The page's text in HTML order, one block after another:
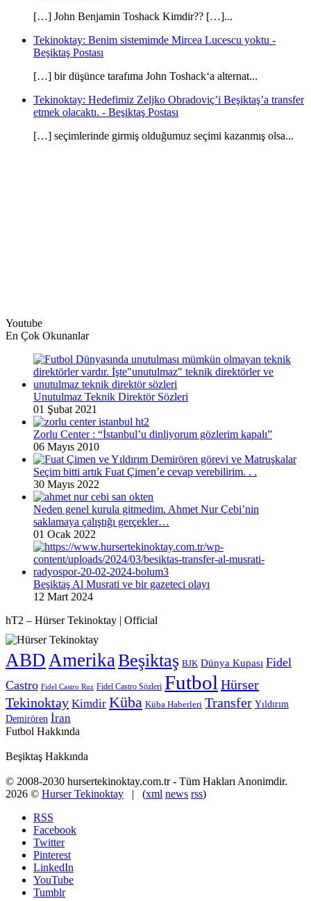
[…] John Benjamin Toshack Kimdir?? […]...
Tekinoktay: Benim sistemimde Mircea Lucescu yoktu -
Beşiktaş Postası
[…] bir düşünce tarafıma John Toshack‘a alternat...
Tekinoktay: Hedefimiz Zeljko Obradoviç’i Beşiktaş’a transfer
etmek olacaktı. - Beşiktaş Postası
[…] seçimlerinde girmiş olduğumuz seçimi kazanmış olsa...
Youtube
En Çok Okunanlar
Unutulmaz Teknik Direktör Sözleri
01 Şubat 2021
Zorlu Center : “İstanbul’u dinliyorum gözlerim kapalı”
06 Mayıs 2010
Seçim bitti artık Fuat Çimen’e cevap verebilirim. . .
30 Mayıs 2022
Neden genel kurula gitmedim. Ahmet Nur Çebi’nin
saklamaya çalıştığı gerçekler…
01 Ocak 2022
Beşiktaş Al Musrati ve bir gazeteci olayı
12 Mart 2024
hT2 – Hürser Tekinoktay | Official
ABD Amerika Beşiktaş BJK Dünya Kupası Fidel
Castro Fidel Castro Ruz Fidel Castro Sözleri Futbol Hürser
Tekinoktay Kimdir Küba Küba Haberleri Transfer Yıldırım
Demirören İran
Futbol Hakkında
Beşiktaş Hakkında
© 2008-2030 hursertekinoktay.com.tr - Tüm Hakları Anonimdir.
2026 © Hurser Tekinoktay | (xml news rss)
RSS
Facebook
Twitter
Pinterest
LinkedIn
YouTube
Tumblr